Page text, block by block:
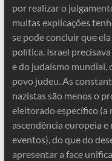
por realizar o
muitas explicações
se pode concluir que
política. Israel
e do judaísmo mundial,
povo judeu. As
nazistas são menos o
eleitorado específico (a
ascendência europeia
eventos), do que do
apresentar a face